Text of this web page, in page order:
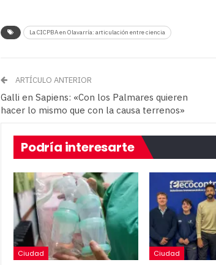
La CICPBA en Olavarría: articulación entre ciencia
ARTÍCULO ANTERIOR
Galli en Sapiens: «Con los Palmares quieren
hacer lo mismo que con la causa terrenos»
Podría interesarte
Ciudad Ciudad